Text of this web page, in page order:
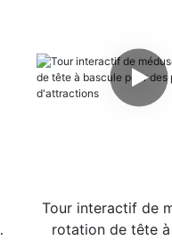
Tour interactif de
rotation de tête